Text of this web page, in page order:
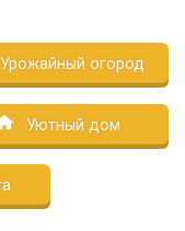
Урожайный огород
Уютный дом